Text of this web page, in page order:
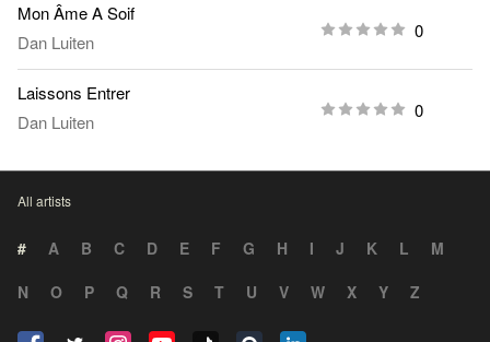
Mon Âme A Soif
Dan Luiten
0
Laissons Entrer
Dan Luiten
0
All artists
# A B C D E F G H I J K L
M
N
O P Q R S T U V W X Y Z